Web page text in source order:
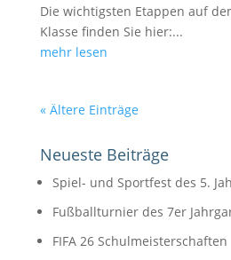
Die wichtigsten Etappen auf
Klasse finden Sie hier:...
mehr lesen
« Ältere Einträge
Neueste Beiträge
Spiel- und Sportfest des 5.
Fußballturnier des 7er
FIFA 26 Schulmeisterschaften